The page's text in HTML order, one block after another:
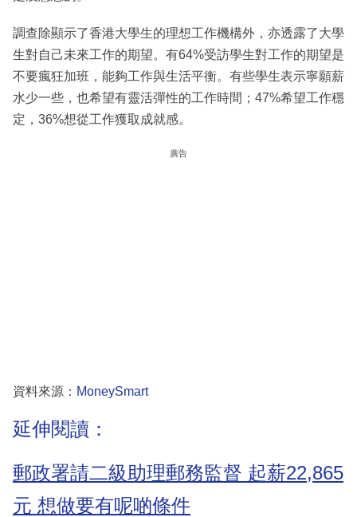
調查除顯示了香港大學生的理想工作機構外，亦透露了大學
生對自己未來工作的期望。有64%受訪學生對工作的期望是
不要瘋狂加班，能夠工作與生活平衡。有些學生表示寧願薪
水少一些，也希望有靈活彈性的工作時間；47%希望工作穩
定，36%想從工作獲取成就感。
廣告
資料來源： MoneySmart
延伸閱讀：
郵政署請二級助理郵務監督 起薪22,865
元 想做要有呢啲條件